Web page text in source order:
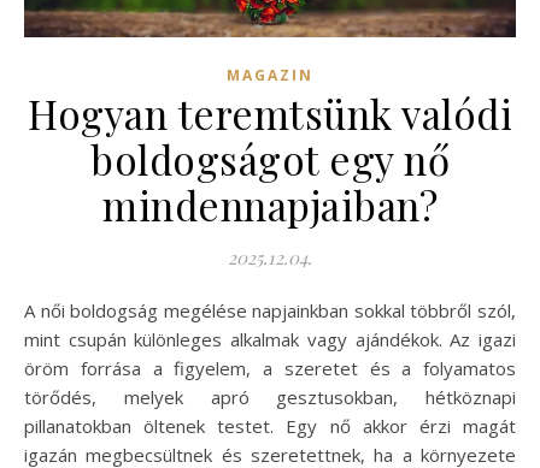
MAGAZIN
Hogyan teremtsünk valódi
boldogságot egy nő
mindennapjaiban?
2025.12.04.
A női boldogság megélése napjainkban sokkal többről szól,
mint csupán különleges alkalmak vagy ajándékok. Az igazi
öröm forrása a figyelem, a szeretet és a folyamatos
törődés, melyek apró gesztusokban, hétköznapi
pillanatokban öltenek testet. Egy nő akkor érzi magát
igazán megbecsültnek és szeretettnek, ha a környezete